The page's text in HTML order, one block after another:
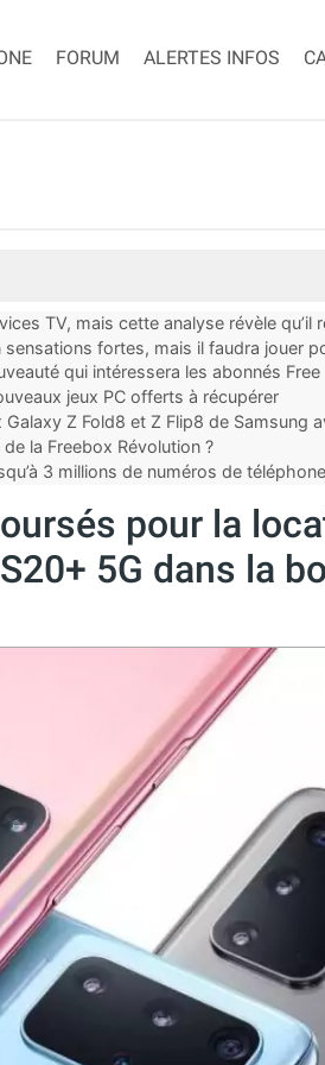
FORUM ALERTES INFOS
TV, mais cette analyse révèle qu’il
fortes, mais il faudra jouer
qui intéressera les abonnés Free
jeux PC offerts à récupérer
Z Fold8 et Z Flip8 de Samsung
la Freebox Révolution ?
3 millions de numéros de téléphone
pour la
5G dans la